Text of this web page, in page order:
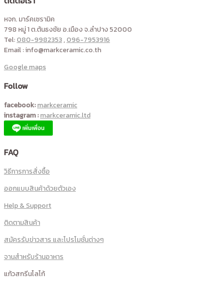
หจก. มาร์คเซรามิค
798 หมู่ 1 ต.ต้นธงชัย อ.เมือง จ.ลำปาง 52000
Tel:080-9982353,096-7953916
Email : info@markceramic.co.th
Google maps
Follow
facebook:markceramic
instagram :markceramic.ltd
FAQ
วิธีการการสั่งซื้อ
ออกแบบสินค้าด้วยตัวเอง
Help & Support
ติดตามสินค้า
สมัครรับข่าวสาร และโปรโมชั่นต่างๆ
จานสำหรับร้านอาหาร
แก้วสกรีนโลโก้